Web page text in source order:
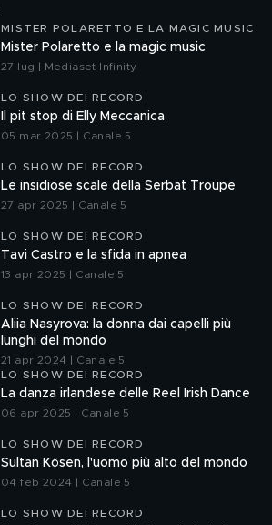
MISTER POLARETTO E LA MAGIC MUSIC
Mister Polaretto e la magic music
27 lug | Mediaset Infinity
LO SHOW DEI RECORD
Il pit stop di Elly Meccanica
05 mar 2025 | Canale 5
LO SHOW DEI RECORD
Le insidiose scale della Serbat Troupe
27 apr 2025 | Canale 5
LO SHOW DEI RECORD
Tavi Castro e la sfida in apnea
13 apr 2025 | Canale 5
LO SHOW DEI RECORD
Aliia Nasyrova: la donna dai capelli più
lunghi del mondo
21 apr 2024 | Canale 5
LO SHOW DEI RECORD
La danza irlandese delle Reel Irish Dance
06 apr 2025 | Canale 5
LO SHOW DEI RECORD
Sultan Kösen, l'uomo più alto del mondo
04 feb 2024 | Canale 5
LO SHOW DEI RECORD